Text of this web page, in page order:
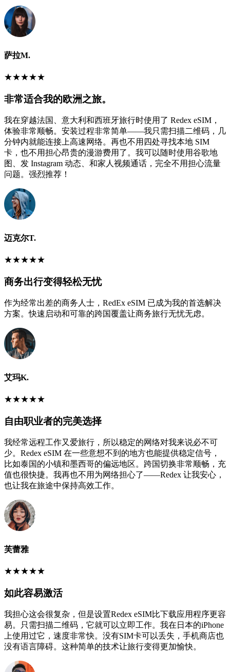
萨拉M.
★★★★★
非常适合我的欧洲之旅。
我在穿越法国、意大利和西班牙旅行时使用了 Redex eSIM，
体验非常顺畅。安装过程非常简单——我只需扫描二维码，几
分钟内就能连接上高速网络。再也不用四处寻找本地 SIM
卡，也不用担心昂贵的漫游费用了。我可以随时使用谷歌地
图、发 Instagram 动态、和家人视频通话，完全不用担心流量
问题。强烈推荐！
迈克尔T.
★★★★★
商务出行变得轻松无忧
作为经常出差的商务人士，RedEx eSIM 已成为我的首选解决
方案。快速启动和可靠的跨国覆盖让商务旅行无忧无虑。
艾玛K.
★★★★★
自由职业者的完美选择
我经常远程工作又爱旅行，所以稳定的网络对我来说必不可
少。Redex eSIM 在一些意想不到的地方也能提供稳定信号，
比如泰国的小镇和墨西哥的偏远地区。跨国切换非常顺畅，充
值也很快捷。我再也不用为网络担心了——Redex 让我安心，
也让我在旅途中保持高效工作。
芙蕾雅
★★★★★
如此容易激活
我担心这会很复杂，但是设置Redex eSIM比下载应用程序更容
易。只需扫描二维码，它就可以立即工作。我在日本的iPhone
上使用过它，速度非常快。没有SIM卡可以丢失，手机商店也
没有语言障碍。这种简单的技术让旅行变得更加愉快。